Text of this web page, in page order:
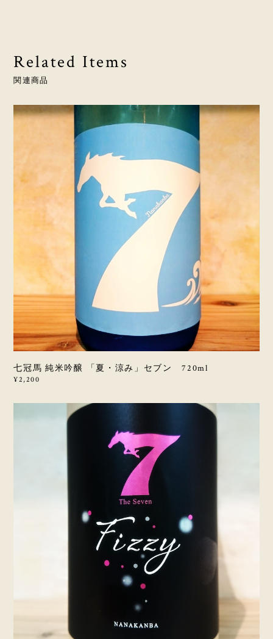
Related Items
関連商品
七冠馬 純米吟醸 「夏・涼み」セブン 720ml
¥2,200